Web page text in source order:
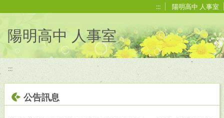
::: 陽明高中 人事室
陽明高中 人事室
:::
公告訊息